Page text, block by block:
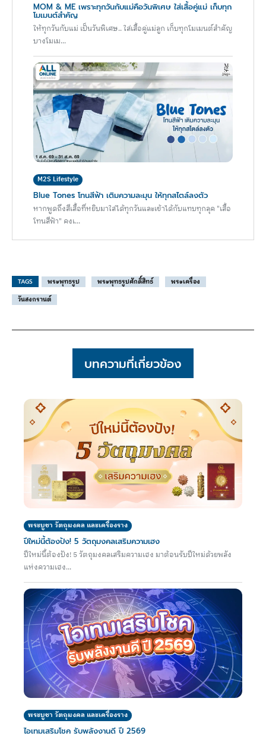
MOM & ME เพราะทุกวันกับแม่คือวันพิเศษ ใส่เสื้อคู่แม่ เก็บทุก
โมเมนต์สำคัญ
ให้ทุกวันกับแม่ เป็นวันพิเศษ.. ใส่เสื้อคู่แม่ลูก เก็บทุกโมเมนต์สำคัญ
บางโมเม...
M2S Lifestyle
Blue Tones โทนสีฟ้า เติมความละมุน ให้ทุกสไตล์ลงตัว
หากพูดถึงสีเสื้อที่หยิบมาใส่ได้ทุกวันและเข้าได้กับแทบทุกลุค "เสื้อ
โทนสีฟ้า" คงเ...
TAGS พระพุทธรูป พระพุทธรูปศักดิ์สิทธ์
พระเครื่อง
วันสงกรานต์
บทความที่เกี่ยวข้อง
พระบูชา วัตถุมงคล และเครื่องราง
ปีใหม่นี้ต้องปัง! 5 วัตถุมงคลเสริมความเฮง
ปีใหม่นี้ต้องปัง! 5 วัตถุมงคลเสริมความเฮง มาต้อนรับปีใหม่ด้วยพลัง
แห่งความเฮง...
พระบูชา วัตถุมงคล และเครื่องราง
ไอเทมเสริมโชค รับพลังงานดี ปี 2569